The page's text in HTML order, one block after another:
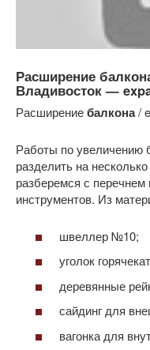
Расширение
Владивосток —
Расширениебалкона/
Работы по увеличению
разделить на
разберемся с
инструментов. Из
швеллер №10;
уголок
деревянные
сайдинг для
вагонка для